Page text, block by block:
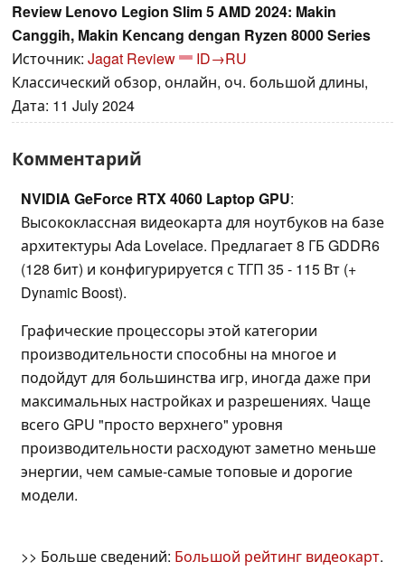
Review Lenovo Legion Slim 5 AMD 2024: Makin
Canggih, Makin Kencang dengan Ryzen 8000 Series
Источник: Jagat Review
ID→RU
Классический обзор, онлайн, оч. большой длины,
Дата: 11 July 2024
Комментарий
NVIDIA GeForce RTX 4060 Laptop GPU:
Высококлассная видеокарта для ноутбуков на базе
архитектуры Ada Lovelace. Предлагает 8 ГБ GDDR6
(128 бит) и конфигурируется с ТГП 35 - 115 Вт (+
Dynamic Boost).
Графические процессоры этой категории
производительности способны на многое и
подойдут для большинства игр, иногда даже при
максимальных настройках и разрешениях. Чаще
всего GPU "просто верхнего" уровня
производительности расходуют заметно меньше
энергии, чем самые-самые топовые и дорогие
модели.
>> Больше сведений: Большой рейтинг видеокарт.